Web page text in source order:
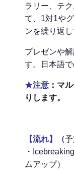
ラリー、テ
て、1対1や
ンを繰り返し
プレゼンや
す。日本語で
★注意 ：マ
りします。
【流れ】（予
・
ムアップ）